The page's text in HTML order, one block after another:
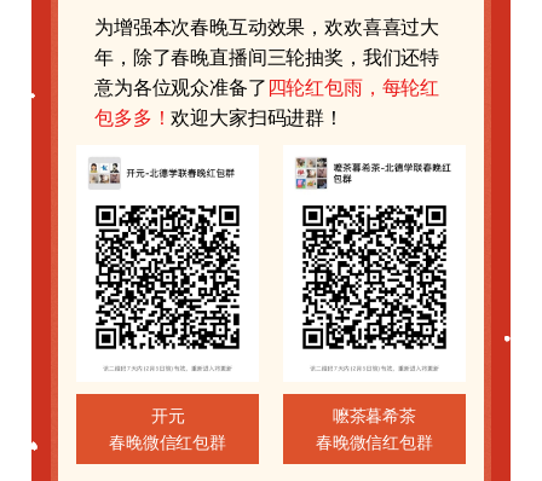
为增强本次春晚互动效果，欢欢喜喜过大
年，除了春晚直播间三轮抽奖，我们还特
意为各位观众准备了 四轮红包雨，每轮红
包多多！欢迎大家扫码进群！
开元
春晚微信红包群
嚒茶暮希茶
春晚微信红包群